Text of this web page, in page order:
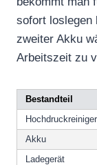
sofort loslegen
zweiter Akku
Arbeitszeit zu
Bestandteil
Hochdruckreiniger
Akku
Ladegerät